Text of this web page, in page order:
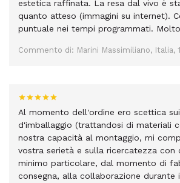
estetica raffinata. La resa dal vivo è
quanto atteso (immagini su internet).
puntuale nei tempi programmati.
Commento di: Marini Massimiliano, Italia,
Al momento dell'ordine ero scettica
d'imballaggio (trattandosi di materiali
nostra capacità al montaggio, mi
vostra serietà e sulla ricercatezza con
minimo particolare, dal momento di
consegna, alla collaborazione durante